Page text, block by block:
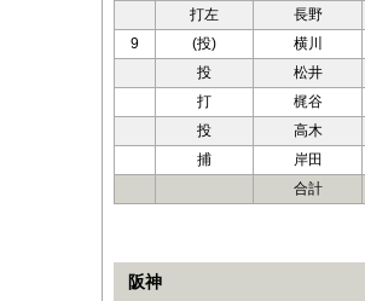
打左
長野
9
(投)
横川
投
松井
打
梶谷
投
高木
捕
岸田
合計
阪神